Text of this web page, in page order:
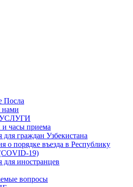
Посла
нами
и часы приема
граждан Узбекистана
о порядке въезда в Республику
19)
иностранцев
вопросы